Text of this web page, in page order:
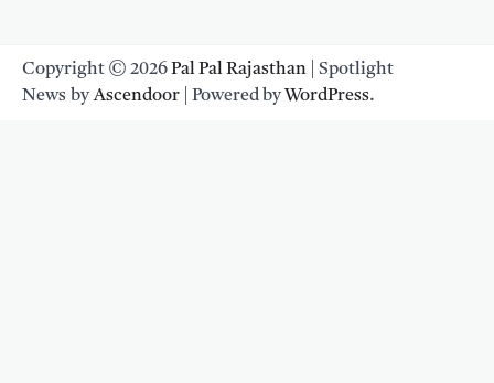
Copyright © 2026Pal Pal Rajasthan | Spotlight
News byAscendoor | Powered byWordPress.